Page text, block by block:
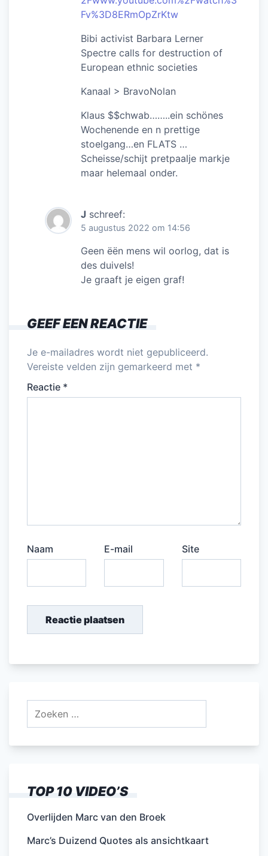
Fv%3D8ERmOpZrKtw
Bibi activist Barbara Lerner
Spectre calls for destruction of
European ethnic societies
Kanaal > BravoNolan
Klaus $$chwab……..ein schönes
Wochenende en n prettige
stoelgang…en FLATS …
Scheisse/schijt pretpaalje markje
maar helemaal onder.
J schreef:
5 augustus 2022 om 14:56
Geen ëën mens wil oorlog, dat is
des duivels!
Je graaft je eigen graf!
GEEF EEN REACTIE
Je e-mailadres wordt niet gepubliceerd.
Vereiste velden zijn gemarkeerd met *
Reactie *
Naam E-mail Site
Zoeken
TOP 10 VIDEO’S
Overlijden Marc van den Broek
Marc’s Duizend Quotes als ansichtkaart